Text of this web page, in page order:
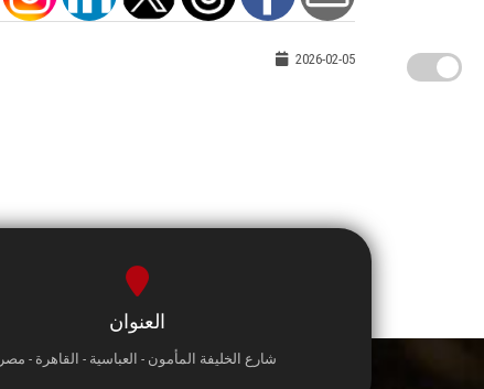
2026-02-05
العنوان
شارع الخليفة المأمون - العباسية - القاهرة - مصر